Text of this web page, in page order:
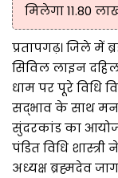
मिलेगा 11.80
प्रतापगढ़। जिले में
सिविल लाइन
धाम पर पूरे विधि
सद्भाव के साथ
सुंदरकांड का
पंडित विधि शास्त्री
अध्यक्ष ब्रह्मदेव